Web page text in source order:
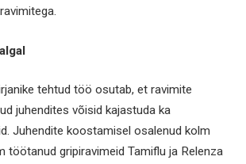
tehtud töö osutab, et ravimite
juhendites võisid kajastuda ka
Juhendite koostamisel osalenud kolm
töötanud gripiravimeid Tamiflu ja Relenza